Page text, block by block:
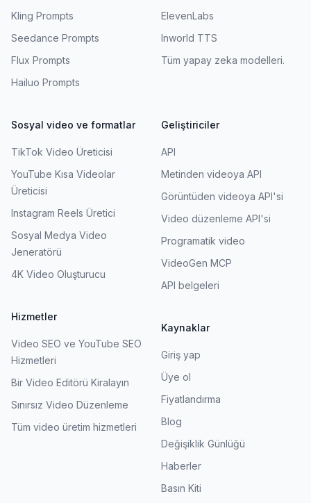
Kling Prompts
Seedance Prompts
Flux Prompts
Hailuo Prompts
ElevenLabs
Inworld TTS
Tüm yapay zeka modelleri.
Sosyal video ve formatlar
TikTok Video Üreticisi
YouTube Kısa Videolar
Üreticisi
Instagram Reels Üretici
Sosyal Medya Video
Jeneratörü
4K Video Oluşturucu
Hizmetler
Video SEO ve YouTube SEO
Hizmetleri
Bir Video Editörü Kiralayın
Sınırsız Video Düzenleme
Tüm video üretim hizmetleri
Geliştiriciler
API
Metinden videoya API
Görüntüden videoya API'si
Video düzenleme API'si
Programatik video
VideoGen MCP
API belgeleri
Kaynaklar
Giriş yap
Üye ol
Fiyatlandırma
Blog
Değişiklik Günlüğü
Haberler
Basın Kiti